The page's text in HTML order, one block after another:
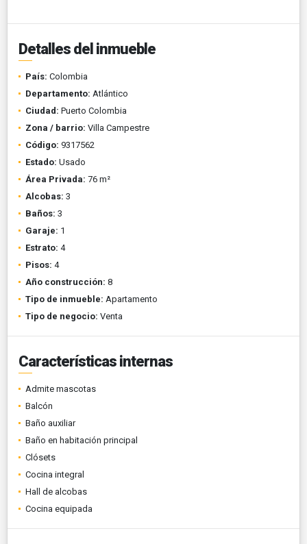
Detalles del inmueble
País: Colombia
Departamento: Atlántico
Ciudad: Puerto Colombia
Zona / barrio: Villa Campestre
Código: 9317562
Estado: Usado
Área Privada: 76 m²
Alcobas: 3
Baños: 3
Garaje: 1
Estrato: 4
Pisos: 4
Año construcción: 8
Tipo de inmueble: Apartamento
Tipo de negocio: Venta
Características internas
Admite mascotas
Balcón
Baño auxiliar
Baño en habitación principal
Clósets
Cocina integral
Hall de alcobas
Cocina equipada